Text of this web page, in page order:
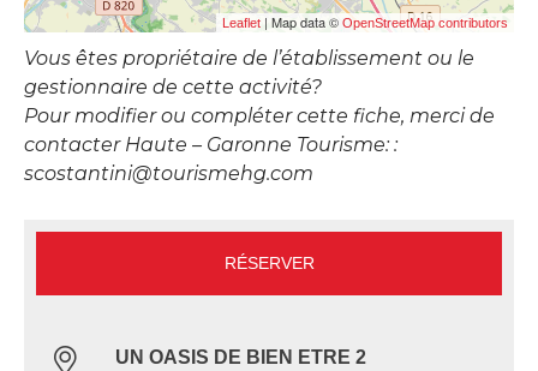
Leaflet | Map data © OpenStreetMap contributors
Vous êtes propriétaire de l’établissement ou le
gestionnaire de cette activité?
Pour modifier ou compléter cette fiche, merci de
contacter Haute – Garonne Tourisme: :
scostantini@tourismehg.com
RÉSERVER
UN OASIS DE BIEN ETRE 2